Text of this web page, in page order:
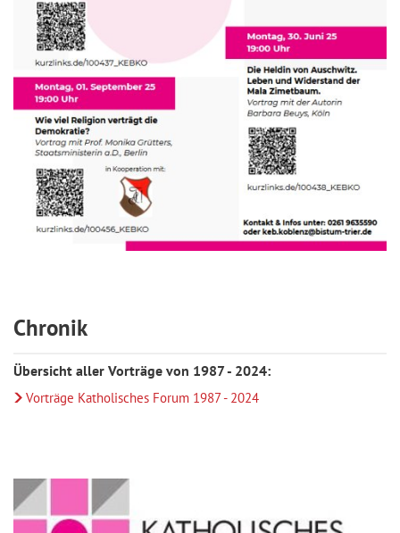
Chronik
Übersicht aller Vorträge von 1987 - 2024:
Vorträge Katholisches Forum 1987 - 2024